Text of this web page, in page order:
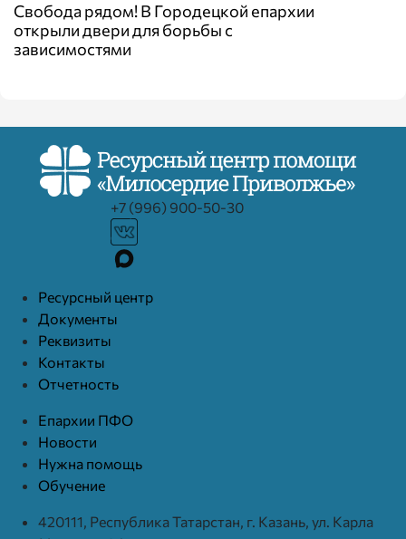
Свобода рядом! В Городецкой епархии
открыли двери для борьбы с
зависимостями
+7 (996) 900-50-30
Ресурcный центр
Документы
Реквизиты
Контакты
Отчетность
Епархии ПФО
Новости
Нужна помощь
Обучение
420111, Республика Татарстан, г. Казань, ул. Карла